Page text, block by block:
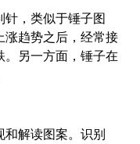
针，类似于锤子图
涨趋势之后，经常接
另一方面，锤子在
和解读图案。识别